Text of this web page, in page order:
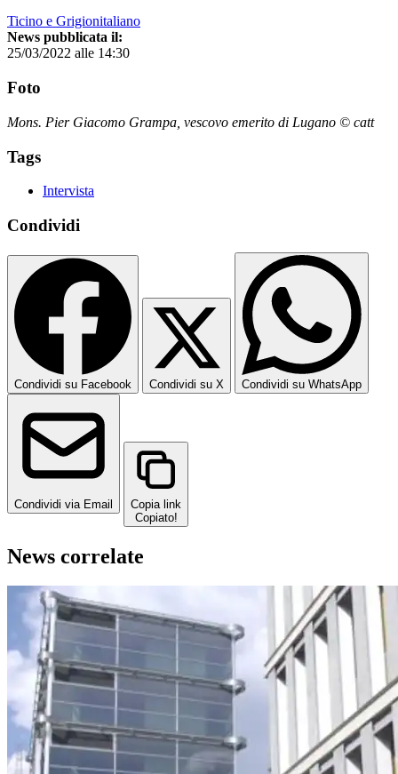
Ticino e Grigionitaliano
News pubblicata il:
25/03/2022 alle 14:30
Foto
Mons. Pier Giacomo Grampa, vescovo emerito di Lugano © catt
Tags
Intervista
Condividi
Condividi su Facebook Condividi su X Condividi su WhatsApp
Condividi via Email
Copia link
Copiato!
News correlate